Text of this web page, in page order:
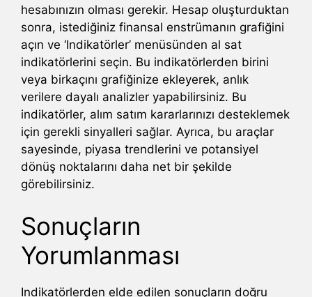
hesabınızın olması gerekir. Hesap oluşturduktan
sonra, istediğiniz finansal enstrümanın grafiğini
açın ve ‘Indikatörler’ menüsünden al sat
indikatörlerini seçin. Bu indikatörlerden birini
veya birkaçını grafiğinize ekleyerek, anlık
verilere dayalı analizler yapabilirsiniz. Bu
indikatörler, alım satım kararlarınızı desteklemek
için gerekli sinyalleri sağlar. Ayrıca, bu araçlar
sayesinde, piyasa trendlerini ve potansiyel
dönüş noktalarını daha net bir şekilde
görebilirsiniz.
Sonuçların
Yorumlanması
Indikatörlerden elde edilen sonuçların doğru